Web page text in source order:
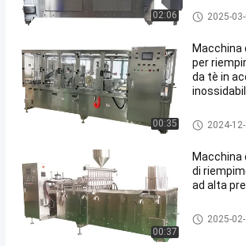
02:06
Macchina di
empimento
2025-
00:35
Macchina
per
da tè in
Macchina di
empimento
2024-
00:37
Macchina
di
ad alta
Macchina di
empimento
2025-